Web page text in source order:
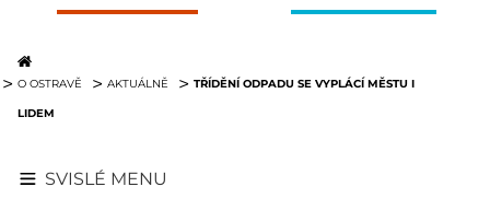
O OSTRAVĚ AKTUÁLNĚ
TŘÍDĚNÍ ODPADU SE VYPLÁCÍ MĚSTU I
LIDEM
SVISLÉ MENU